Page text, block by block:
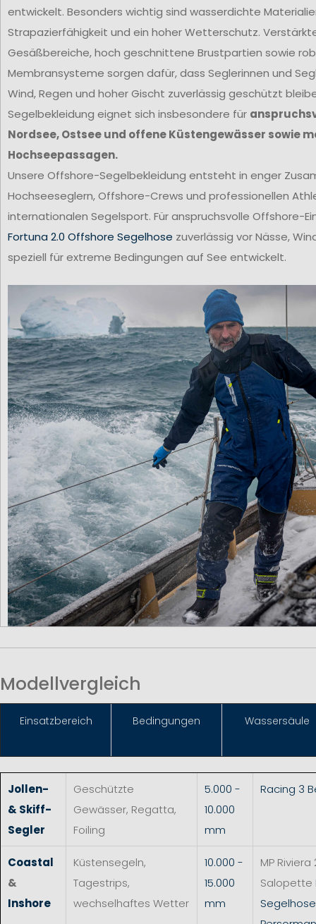
entwickelt. Besonders wichtig sind wasserdichte
Strapazierfähigkeit und ein hoher Wetterschutz.
Gesäßbereiche, hoch geschnittene Brustpartien sowie
Membransysteme sorgen dafür, dass Seglerinnen und
Wind, Regen und hoher Gischt zuverlässig geschützt
Segelbekleidung eignet sich insbesondere für
Nordsee, Ostsee und offene Küstengewässer sowie
Hochseepassagen.
Unsere Offshore-Segelbekleidung entsteht in enger
Hochseeseglern, Offshore-Crews und professionellen
internationalen Segelsport. Für anspruchsvolle Offshore-
Fortuna 2.0 Offshore Segelhose zuverlässig vor Nässe,
speziell für extreme Bedingungen auf See entwickelt.
Modellvergleich
Einsatzbereich Bedingungen Wassersäule
Jollen-
& Skiff-
Segler
Geschützte
Gewässer, Regatta,
Foiling
5.000 -
10.000
mm
Racing 3
Coastal
&
Inshore
Küstensegeln,
Tagestrips,
wechselhaftes Wetter
10.000 -
15.000
mm
MP Riviera
Salopette